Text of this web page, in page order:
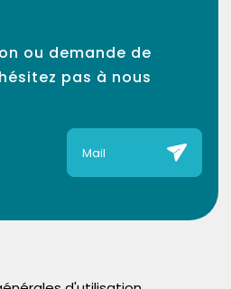
ou demande de
pas à nous
Mail